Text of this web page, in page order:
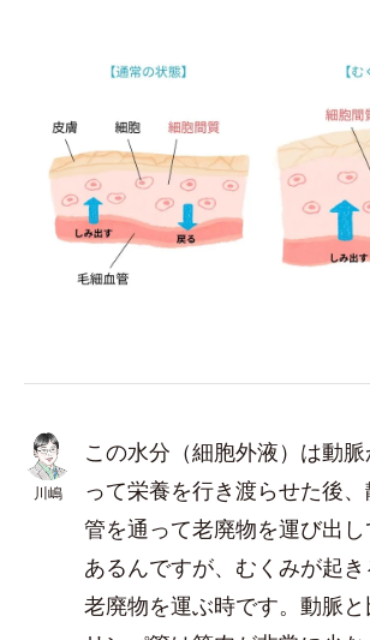
川嶋
この水分（細胞外液）は動
って栄養を行き渡らせた後
管を通って老廃物を運び出
あるんですが、むくみが起
老廃物を運ぶ時です。動脈と